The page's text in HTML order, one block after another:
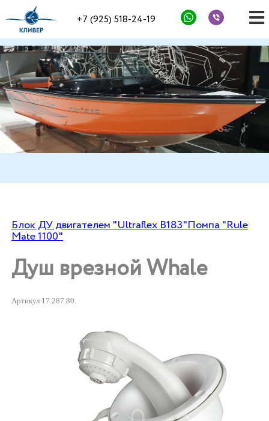
+7 (925) 518-24-19
Блок ДУ двигателем "Ultraflex В183"Помпа "Rule
Mate 1100"
Душ врезной Whale
Артикул 17.287.80.